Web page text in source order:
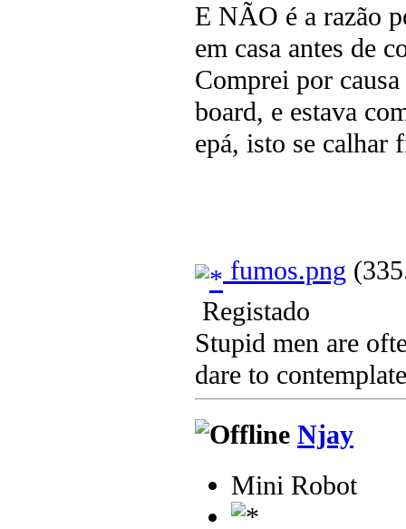
E NÃO é a razão
em casa antes de
Comprei por
board, e estava
epá, isto se
fumos.png
Registado
Stupid men are
dare to
Njay
Mini Robot